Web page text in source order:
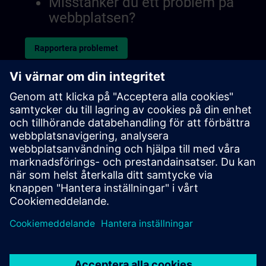
webbplatsen?
Rapportera problemet